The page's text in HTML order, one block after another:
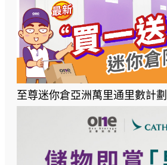
至尊迷你倉亞洲萬里通里數計劃